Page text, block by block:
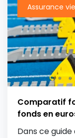
sur le livret A
Assurance vie
Comparatif
fonds en
Dans ce